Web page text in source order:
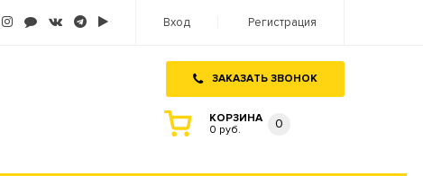
Вход Регистрация
ЗАКАЗАТЬ ЗВОНОК
КОРЗИНА
0 руб.
0